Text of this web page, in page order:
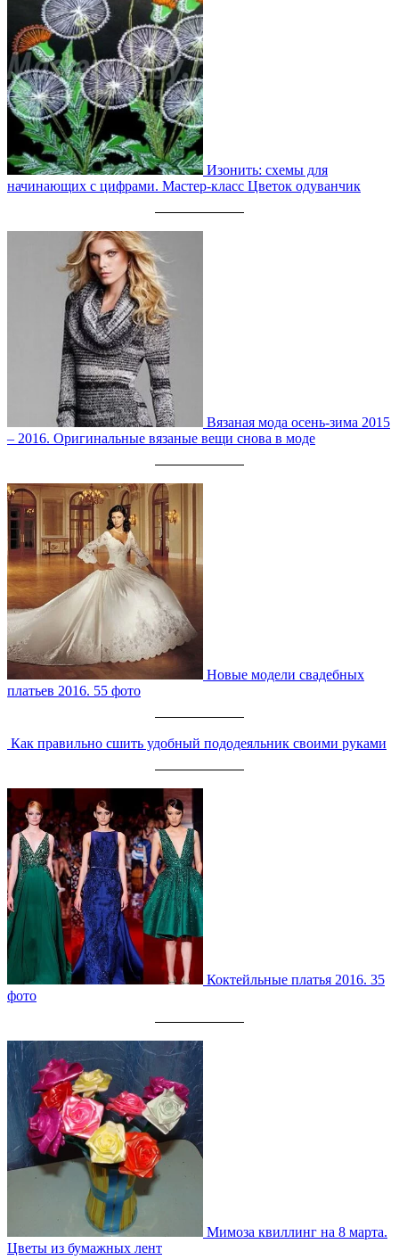
Изонить: схемы для
начинающих с цифрами. Мастер-класс Цветок одуванчик
Вязаная мода осень-зима 2015
– 2016. Оригинальные вязаные вещи снова в моде
Новые модели свадебных
платьев 2016. 55 фото
Как правильно сшить удобный пододеяльник своими руками
Коктейльные платья 2016. 35
фото
Мимоза квиллинг на 8 марта.
Цветы из бумажных лент